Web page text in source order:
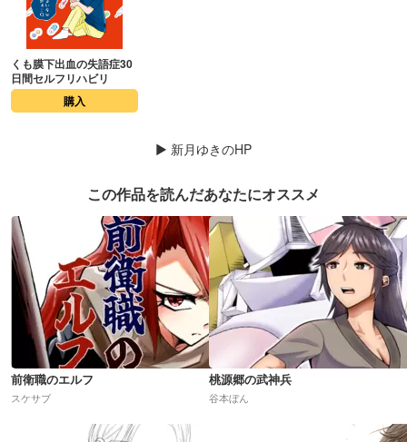
くも膜下出血の失語症30
日間セルフリハビリ
購入
▶ 新月ゆきのHP
この作品を読んだあなたにオススメ
前衛職のエルフ
スケサブ
桃源郷の武神兵
谷本ぼん